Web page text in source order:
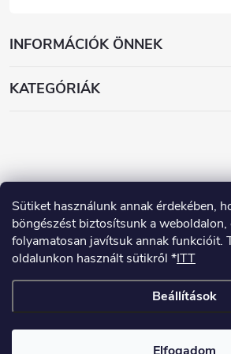
Sütiket használunk annak érdekében,
böngészést biztosítsunk a weboldalon,
folyamatosan javítsuk annak funkcióit.
oldalunkon használt sütikről *ITT
Beállítások
INFORMÁCIÓK ÖNNEK
KATEGÓRIÁK
Shoptet készítette
Copyright 2026www.dekorstudio.hu.